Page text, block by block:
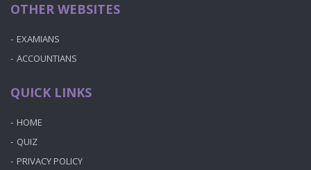
OTHER WEBSITES
EXAMIANS
ACCOUNTIANS
QUICK LINKS
HOME
QUIZ
PRIVACY POLICY